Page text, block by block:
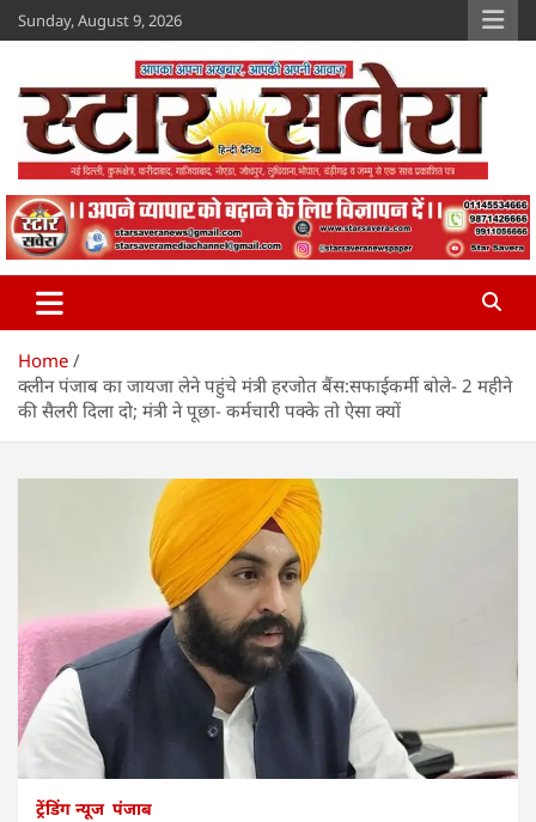
Skip
to
Sunday, August 9, 2026
Star Savera
www.starsavera.com
Home
क्लीन पंजाब का जायजा लेने पहुंचे मंत्री हरजोत बैंस:सफाईकर्मी बोले- 2 महीने
की सैलरी दिला दो; मंत्री ने पूछा- कर्मचारी पक्के तो ऐसा क्यों
ट्रेंडिंग न्यूज पंजाब